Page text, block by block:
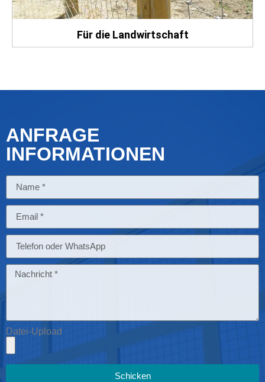
Für die Landwirtschaft
ANFRAGE
INFORMATIONEN
Datei-Upload
Schicken